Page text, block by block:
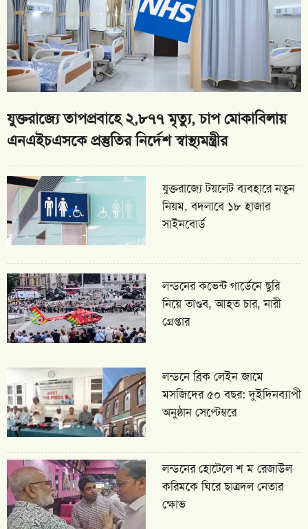
যুক্তরাজ্যে তাপপ্রবাহে ২,৮৭৭ মৃত্যু, চাপ মোকাবিলায়
এনএইচএসকে প্রস্তুতির নির্দেশ স্বাস্থ্যমন্ত্রীর
যুক্তরাজ্যে টয়লেট ব্যবহারে নতুন
নিয়ম, বদলাবে ১৮ হাজার
সাইনবোর্ড
লন্ডনের কভেন্ট গার্ডেনে ছুরি
নিয়ে তাণ্ডব, আহত চার, নারী
গ্রেপ্তার
লন্ডনে ব্রিক লেইন জামে
মসজিদের ৫০ বছর: দুইদিনব্যাপী
অনুষ্ঠান সেপ্টেম্বরে
লন্ডনের হোটেলে শ ম রেজাউল
করিমকে ঘিরে ছাত্রদল নেতার
ক্ষোভ